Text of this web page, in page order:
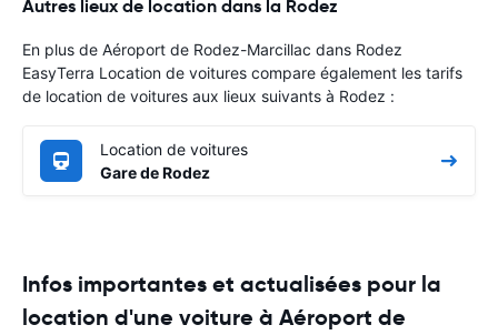
Autres lieux de location dans la Rodez
En plus de Aéroport de Rodez-Marcillac dans Rodez
EasyTerra Location de voitures compare également les tarifs
de location de voitures aux lieux suivants à Rodez :
Location de voitures
Gare de Rodez
Infos importantes et actualisées pour la
location d'une voiture à Aéroport de